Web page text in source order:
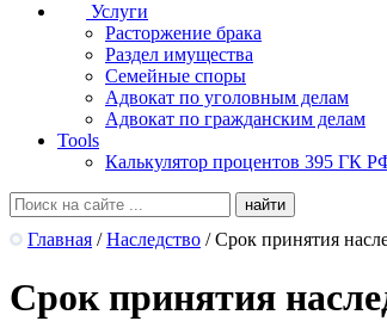
Услуги
Расторжение брака
Раздел имущества
Семейные споры
Адвокат по уголовным делам
Адвокат по гражданским делам
Tools
Калькулятор процентов 395 ГК
Главная / Наследство / Срок принятия
Срок принятия